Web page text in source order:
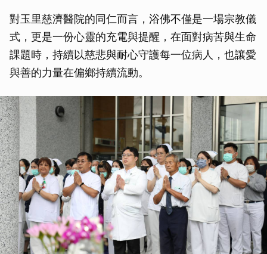
對玉里慈濟醫院的同仁而言，浴佛不僅是一場宗教儀
式，更是一份心靈的充電與提醒，在面對病苦與生命
課題時，持續以慈悲與耐心守護每一位病人，也讓愛
與善的力量在偏鄉持續流動。